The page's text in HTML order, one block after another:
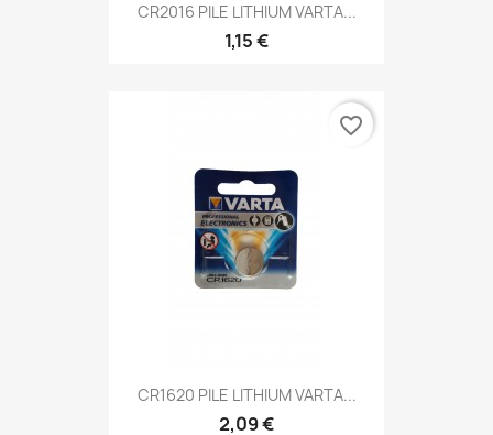
CR2016 PILE LITHIUM VARTA...
1,15 €
CR1620 PILE LITHIUM VARTA...
2,09 €
favorite_border